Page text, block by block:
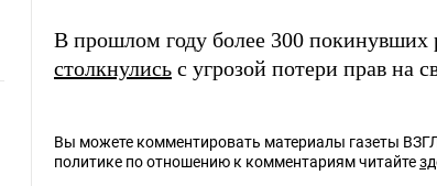
В прошлом году более 300
столкнулись с угрозой потери прав на
Вы можете комментировать материалы газеты
политике по отношению к комментариям читайте